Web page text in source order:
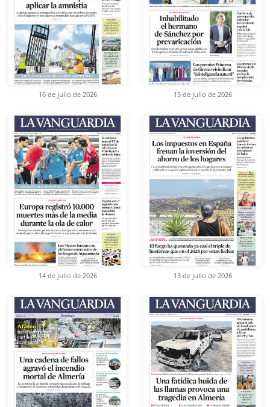
16 de julio de 2026 15 de julio de 2026
14 de julio de 2026 13 de julio de 2026